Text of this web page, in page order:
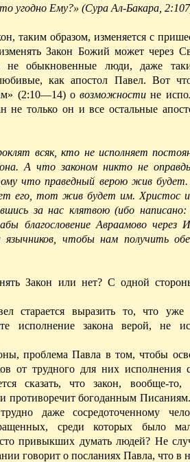
угодно Ему?» (Сура Ал-Бакара ,
таким образом, изменяется с
Закон Божий может через С
обыкновенные люди, даже
как апостол Павел. Вот
» (2:10—14) овозможности не
не только он и все остальные
всяк, кто не исполняет
А что законом никто не
что праведный верою жив будет.
его, тот жив будет им. Христос
за нас клятвою (ибо
благословение Авраамовочерез
язычников, чтобы нам получить
Закон или нет? С одной
старается выразить то, что уже
исполнение закона верой, не
проблема Павла в том, чтобы
от трудного для них исполнения
сказать, что закон, вообще-то,
и противоречит богоданным
даже сосредоточенному
среди которых было
привыкших думать людей? Не
говорит о посланиях Павла, что в